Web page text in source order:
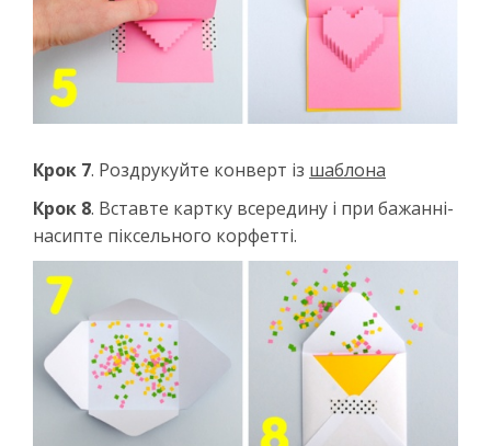
Крок 7. Роздрукуйте конверт із шаблона
Крок 8. Вставте картку всередину і при бажанні-
насипте піксельного корфетті.